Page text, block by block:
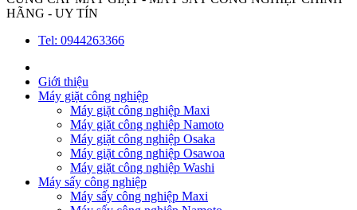
HÃNG - UY TÍN
Tel: 0944263366
Giới thiệu
Máy giặt công nghiệp
Máy giặt công nghiệp Maxi
Máy giặt công nghiệp Namoto
Máy giặt công nghiệp Osaka
Máy giặt công nghiệp Osawoa
Máy giặt công nghiệp Washi
Máy sấy công nghiệp
Máy sấy công nghiệp Maxi